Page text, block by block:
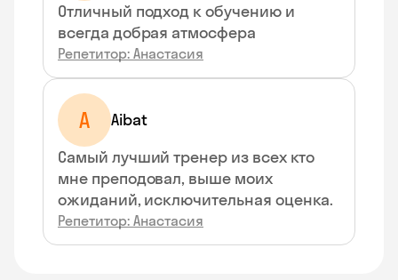
Отличный подход к обучению и
всегда добрая атмосфера
Репетитор: Анастасия
A
Aibat
Самый лучший тренер из всех кто
мне преподовал, выше моих
ожиданий, исключительная оценка.
Репетитор: Анастасия